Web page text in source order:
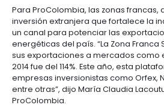
construcción
Centros
de
servicios
compartidos
Data
centers
Agroquímicos
Infraestructura
en
turismo
5.
Relaciones
con
el
estado
Inversión
Regional
esfuerzos de capacitación
dos universidades con
programas a la medidas de
La Zona Franca Santander
BPO y outsourcing, énfasis
Intelligence. Nívea Santarelli,
Santander, señaló que